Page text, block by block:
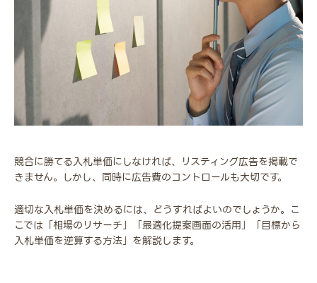
競合に勝てる入札単価にしなければ、リスティング広告を掲載で
きません。しかし、同時に広告費のコントロールも大切です。
適切な入札単価を決めるには、どうすればよいのでしょうか。こ
こでは「相場のリサーチ」「最適化提案画面の活用」「目標から
入札単価を逆算する方法」を解説します。